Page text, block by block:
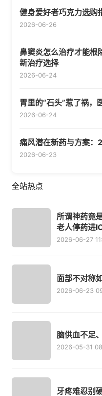
健身爱好者巧克力选购
2026-06-26
鼻窦炎怎么治疗才能根
新治疗选择
2026-06-24
胃里的“石头”惹了祸，
2026-06-24
痛风潜在新药与方案
2026-06-23
全站热点
所谓神药竟
老人停药进
2026-06-27
面部不对称
2026-06-23
脑供血不足
2026-05-31
牙疼难忍别